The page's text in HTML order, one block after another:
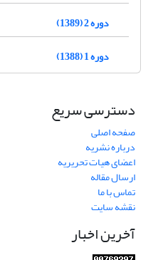
دوره 2 (1389)
دوره 1 (1388)
دسترسی سریع
صفحه اصلی
درباره نشریه
اعضای هیات تحریریه
ارسال مقاله
تماس با ما
نقشه سایت
آخرین اخبار